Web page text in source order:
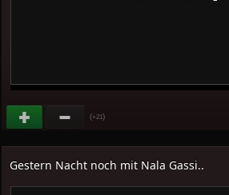
(+21)
Gestern Nacht noch mit Nala Gassi..